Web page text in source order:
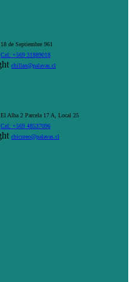
18 de Septiembre 961
Cel: +569 31889018
chillan@palavas.cl
El Alba 2 Parcela 17 A, Local 25
Cel: +569 48537096
chicureo@palavas.cl